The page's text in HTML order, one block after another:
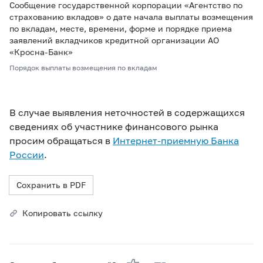
Сообщение государственной корпорации «Агентство по
страхованию вкладов» о дате начала выплаты возмещения
по вкладам, месте, времени, форме и порядке приема
заявлений вкладчиков кредитной организации АО
«Кросна-Банк»
Порядок выплаты возмещения по вкладам
В случае выявления неточностей в содержащихся
сведениях об участнике финансового рынка
просим обращаться в Интернет-приемную Банка
России.
Сохранить в PDF
Копировать ссылку